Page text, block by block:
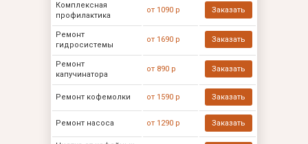
Комплексная
профилактика
от 1090 р Заказать
Ремонт
гидросистемы
от 1690 р Заказать
Ремонт
капучинатора
от 890 р Заказать
Ремонт кофемолки от 1590 р Заказать
Ремонт насоса от 1290 р Заказать